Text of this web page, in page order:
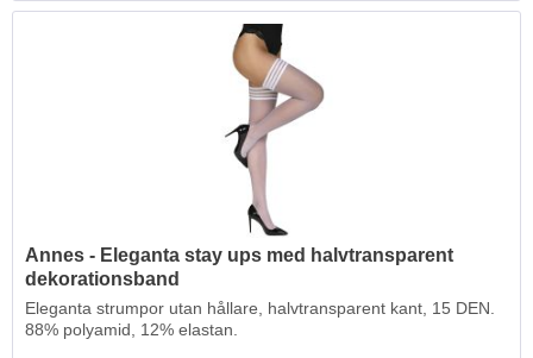
Annes - Eleganta stay ups med halvtransparent
dekorationsband
Eleganta strumpor utan hållare, halvtransparent kant, 15 DEN.
88% polyamid, 12% elastan.